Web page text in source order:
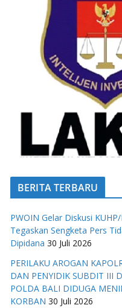
BERITA TERBARU
PWOIN Gelar Diskusi
Tegaskan Sengketa Pers
Dipidana 30 Juli 2026
PERILAKU AROGAN
DAN PENYIDIK SUBDIT III
POLDA BALI DIDUGA
KORBAN 30 Juli 2026